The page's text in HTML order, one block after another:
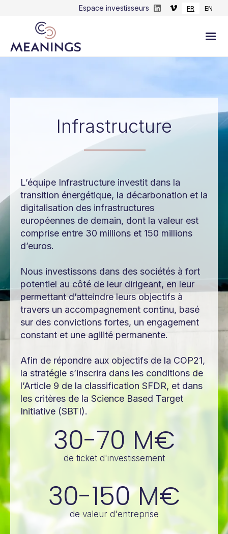
Espace investisseurs FR EN
Infrastructure
L’équipe Infrastructure investit dans la
transition énergétique, la décarbonation et la
digitalisation des infrastructures
européennes de demain, dont la valeur est
comprise entre 30 millions et 150 millions
d’euros.
Nous investissons dans des sociétés à fort
potentiel au côté de leur dirigeant, en leur
permettant d’atteindre leurs objectifs à
travers un accompagnement continu, basé
sur des convictions fortes, un engagement
constant et une agilité permanente.
Afin de répondre aux objectifs de la COP21,
la stratégie s’inscrira dans les conditions de
l’Article 9 de la classification SFDR, et dans
les critères de la Science Based Target
Initiative (SBTI).
30-70 M€
de ticket d'investissement
30-150M€
de valeur d'entreprise